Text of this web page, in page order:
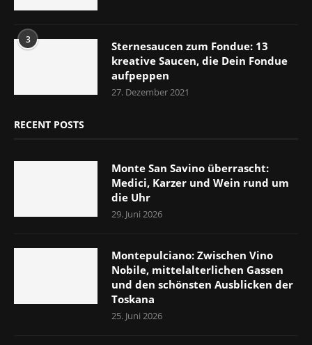
3
Sternesaucen zum Fondue: 13
kreative Saucen, die Dein Fondue
aufpeppen
27. Dezember 2021
RECENT POSTS
Monte San Savino überrascht:
Medici, Karzer und Wein rund um
die Uhr
29. Juni 2026
Montepulciano: Zwischen Vino
Nobile, mittelalterlichen Gassen
und den schönsten Ausblicken der
Toskana
25. Juni 2026